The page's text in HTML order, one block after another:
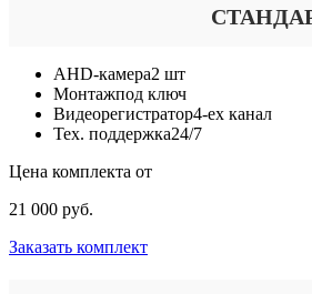
AHD-камера2 шт
Монтажпод ключ
Видеорегистратор4-ех канал
Тех. поддержка24/7
Цена комплекта от
21 000 руб.
Заказать комплект